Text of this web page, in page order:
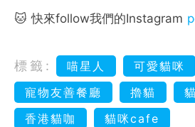
🐱 快來follow我們的Instagram
標籤: 喵星人
可愛貓咪
寵物友善餐廳
擼貓
香港貓咖
貓咪cafe